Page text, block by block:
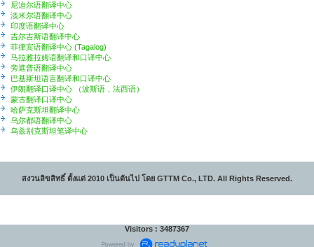
尼迫尔语翻译中心
淡米尔语翻译中心
印度语翻译中心
吉尔吉斯语翻译中心
菲律宾语翻译中心 (Tagalog)
马拉雅拉姆语翻译和口译中心
旁遮普语翻译中心
巴基斯坦语言翻译和口译中心
伊朗翻译口译中心 （波斯语，法西语）
蒙古翻译口译中心
哈萨克斯坦翻译中心
乌尔都语翻译中心
乌兹别克斯坦笔译中心
สงวนลิขสิทธิ์ ตั้งแต่ 2010 เป็นต้นไป โดย GTTM Co., LTD. All Rights Reserved.
Visitors : 3487367